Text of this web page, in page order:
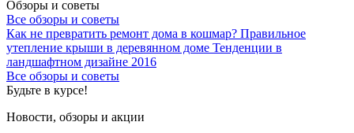
Обзоры и советы
Все обзоры и советы
Как не превратить ремонт дома в кошмар? Правильное
утепление крыши в деревянном доме Тенденции в
ландшафтном дизайне 2016
Все обзоры и советы
Будьте в курсе!
Новости, обзоры и акции